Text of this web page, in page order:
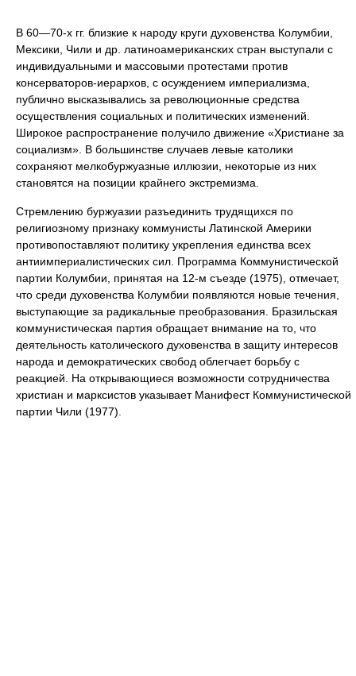
В 60—70-х гг. близкие к народу круги духовенства Колумбии,
Мексики, Чили и др. латиноамериканских стран выступали с
индивидуальными и массовыми протестами против
консерваторов-иерархов, с осуждением империализма,
публично высказывались за революционные средства
осуществления социальных и политических изменений.
Широкое распространение получило движение «Христиане за
социализм». В большинстве случаев левые католики
сохраняют мелкобуржуазные иллюзии, некоторые из них
становятся на позиции крайнего экстремизма.
Стремлению буржуазии разъединить трудящихся по
религиозному признаку коммунисты Латинской Америки
противопоставляют политику укрепления единства всех
антиимпериалистических сил. Программа Коммунистической
партии Колумбии, принятая на 12-м съезде (1975), отмечает,
что среди духовенства Колумбии появляются новые течения,
выступающие за радикальные преобразования. Бразильская
коммунистическая партия обращает внимание на то, что
деятельность католического духовенства в защиту интересов
народа и демократических свобод облегчает борьбу с
реакцией. На открывающиеся возможности сотрудничества
христиан и марксистов указывает Манифест Коммунистической
партии Чили (1977).